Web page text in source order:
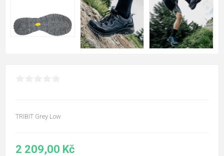
TRIBIT Grey Low
2 209,00 Kč